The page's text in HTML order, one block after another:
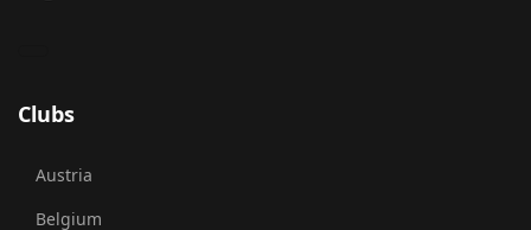
Clubs
Austria
Belgium